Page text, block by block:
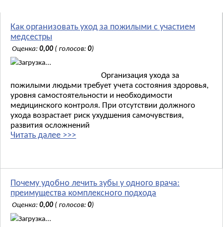
Как организовать уход за пожилыми с участием
медсестры
Оценка: 0,00 ( голосов: 0)
Загрузка...
Организация ухода за
пожилыми людьми требует учета состояния здоровья,
уровня самостоятельности и необходимости
медицинского контроля. При отсутствии должного
ухода возрастает риск ухудшения самочувствия,
развития осложнений
Читать далее >>>
Почему удобно лечить зубы у одного врача:
преимущества комплексного подхода
Оценка: 0,00 ( голосов: 0)
Загрузка...